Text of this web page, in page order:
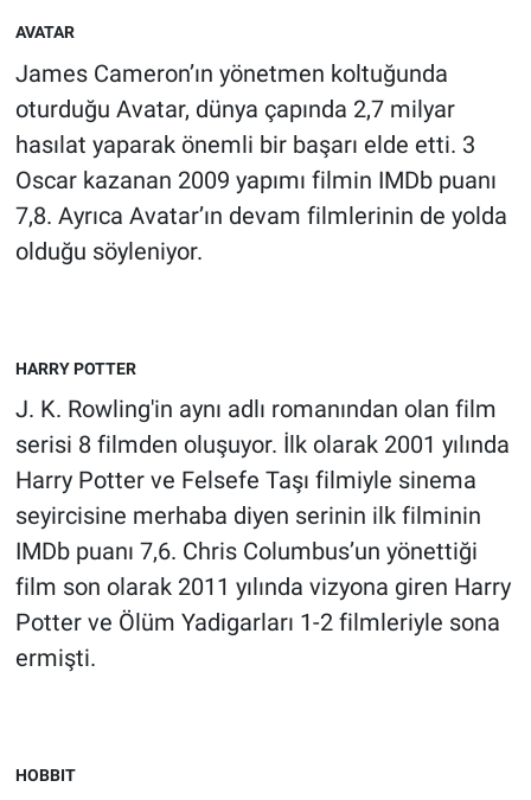
AVATAR
James Cameron’ın yönetmen koltuğunda
oturduğu Avatar, dünya çapında 2,7 milyar
hasılat yaparak önemli bir başarı elde etti. 3
Oscar kazanan 2009 yapımı filmin IMDb puanı
7,8. Ayrıca Avatar’ın devam filmlerinin de yolda
olduğu söyleniyor.
HARRY POTTER
J. K. Rowling'in aynı adlı romanından olan film
serisi 8 filmden oluşuyor. İlk olarak 2001 yılında
Harry Potter ve Felsefe Taşı filmiyle sinema
seyircisine merhaba diyen serinin ilk filminin
IMDb puanı 7,6. Chris Columbus’un yönettiği
film son olarak 2011 yılında vizyona giren Harry
Potter ve Ölüm Yadigarları 1-2 filmleriyle sona
ermişti.
HOBBIT